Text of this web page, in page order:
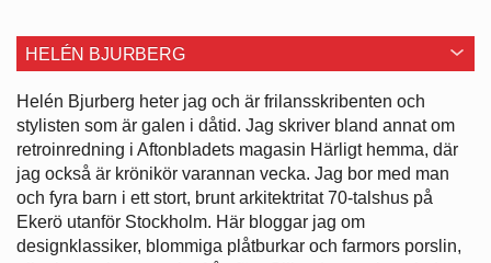
HELÉN BJURBERG
Helén Bjurberg heter jag och är frilansskribenten och
stylisten som är galen i dåtid. Jag skriver bland annat om
retroinredning i Aftonbladets magasin Härligt hemma, där
jag också är krönikör varannan vecka. Jag bor med man
och fyra barn i ett stort, brunt arkitektritat 70-talshus på
Ekerö utanför Stockholm. Här bloggar jag om
designklassiker, blommiga plåtburkar och farmors porslin,